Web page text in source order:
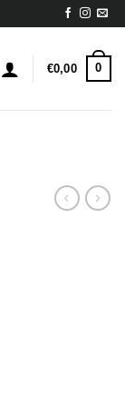
€0,00 0